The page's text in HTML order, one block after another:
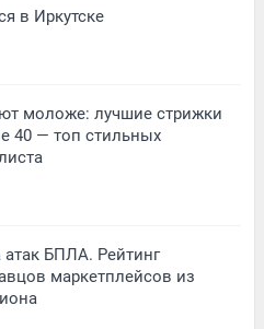
в Иркутске
моложе: лучшие стрижки
40 — топ стильных
атак БПЛА. Рейтинг
маркетплейсов из